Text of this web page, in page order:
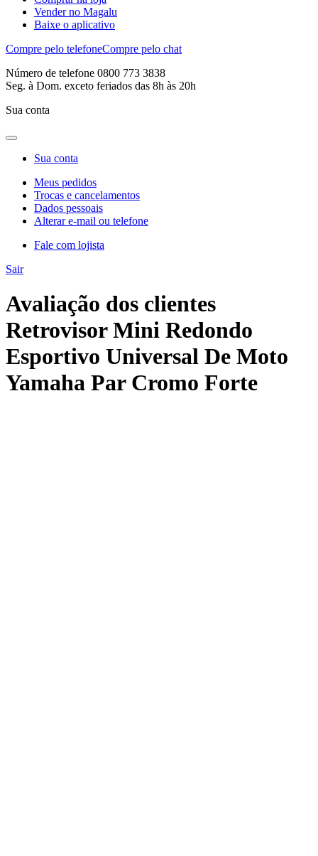
Vender no Magalu
Baixe o aplicativo
Compre pelo telefoneCompre pelo chat
Número de telefone 0800 773 3838
Seg. à Dom. exceto feriados das 8h às 20h
Sua conta
Sua conta
Meus pedidos
Trocas e cancelamentos
Dados pessoais
Alterar e-mail ou telefone
Fale com lojista
Sair
Avaliação dos clientes
Retrovisor Mini Redondo
Esportivo Universal De Moto
Yamaha Par Cromo Forte